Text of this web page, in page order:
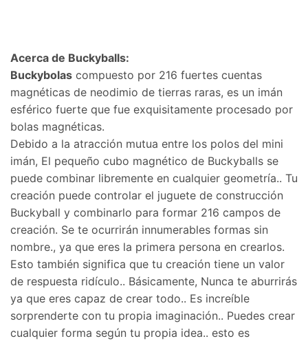
Acerca de Buckyballs:
Buckybolas compuesto por 216 fuertes cuentas
magnéticas de neodimio de tierras raras, es un imán
esférico fuerte que fue exquisitamente procesado por
bolas magnéticas.
Debido a la atracción mutua entre los polos del mini
imán, El pequeño cubo magnético de Buckyballs se
puede combinar libremente en cualquier geometría.. Tu
creación puede controlar el juguete de construcción
Buckyball y combinarlo para formar 216 campos de
creación. Se te ocurrirán innumerables formas sin
nombre., ya que eres la primera persona en crearlos.
Esto también significa que tu creación tiene un valor
de respuesta ridículo.. Básicamente, Nunca te aburrirás
ya que eres capaz de crear todo.. Es increíble
sorprenderte con tu propia imaginación.. Puedes crear
cualquier forma según tu propia idea.. esto es